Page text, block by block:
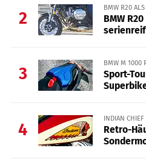
2
BMW R20
BMW
serienreif
3
BMW M 1000
Sport-
4
INDIAN CHIEF
Retro-